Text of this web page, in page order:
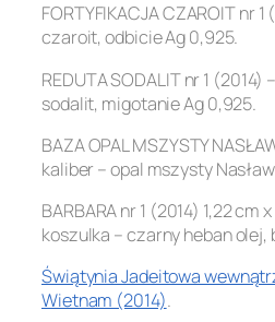
FORTYFIKACJA CZAROIT nr
czaroit, odbicie Ag 0,925.
REDUTA SODALIT nr 1 (2014)
sodalit, migotanie Ag 0,925.
BAZA OPAL MSZYSTY
kaliber – opal mszysty
BARBARA nr 1 (2014) 1,22 cm
koszulka – czarny heban olej,
Świątynia Jadeitowa
Wietnam (2014).